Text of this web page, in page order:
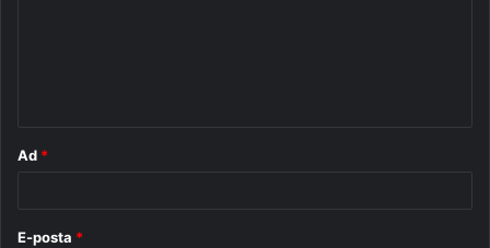
Ad *
E-posta *